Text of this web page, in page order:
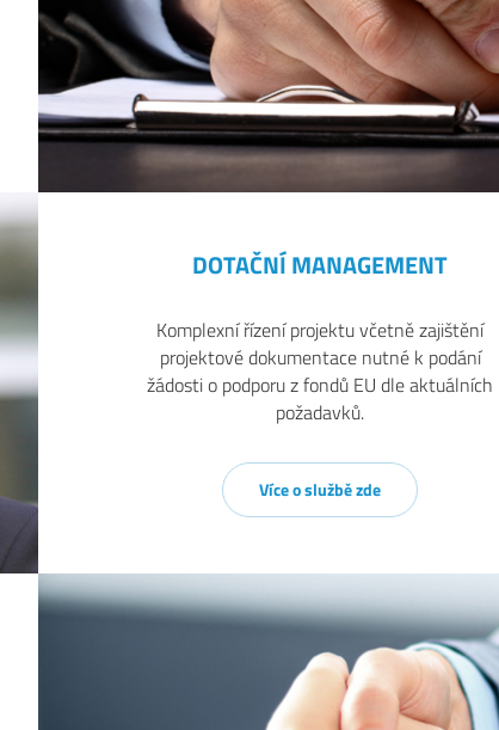
DOTAČNÍ MANAGEMENT
Komplexní řízení projektu včetně zajištění
projektové dokumentace nutné k podání
žádosti o podporu z fondů EU dle aktuálních
požadavků.
Více o službě zde